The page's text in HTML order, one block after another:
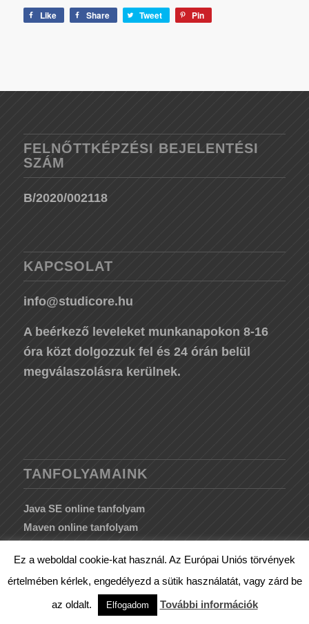
Like Share Tweet Pin
FELNŐTTKÉPZÉSI BEJELENTÉSI
SZÁM
B/2020/002118
KAPCSOLAT
info@studicore.hu
A beérkező leveleket munkanapokon 8-16
óra közt dolgozzuk fel és 24 órán belül
megválaszolásra kerülnek.
TANFOLYAMAINK
Java SE online tanfolyam
Maven online tanfolyam
JPA/Hibernate online tanfolyam
HTML/CSS online tanfolyam
Spring online tanfolyam
Ez a weboldal cookie-kat használ. Az Európai Uniós törvények
értelmében kérlek, engedélyezd a sütik használatát, vagy zárd be
az oldalt.
Elfogadom További információk